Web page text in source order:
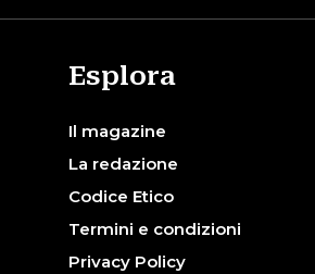
Esplora
Il magazine
La redazione
Codice Etico
Termini e condizioni
Privacy Policy